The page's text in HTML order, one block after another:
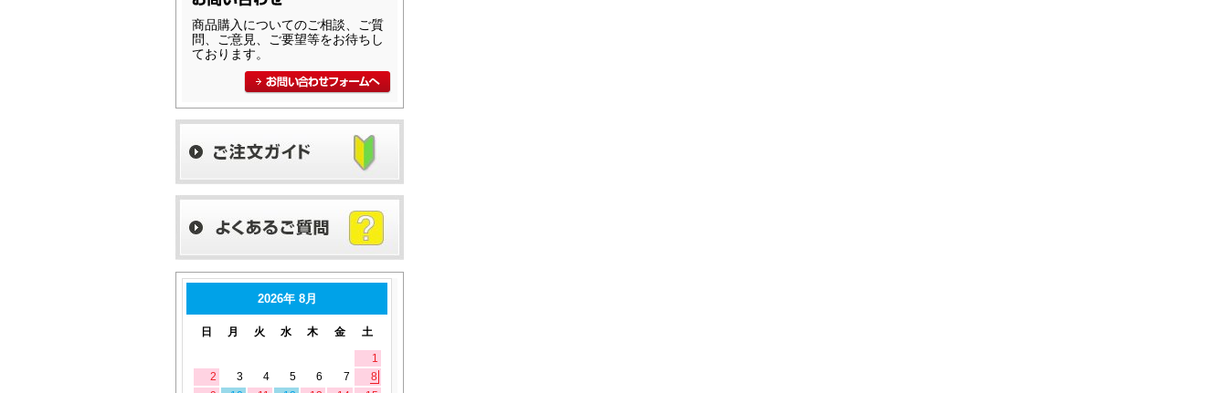
商品購入についてのご相談、ご質
問、ご意見、ご要望等をお待ちし
ております。